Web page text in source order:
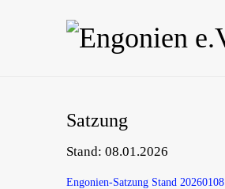
Satzung
Stand: 08.01.2026
Engonien-Satzung Stand 20260108